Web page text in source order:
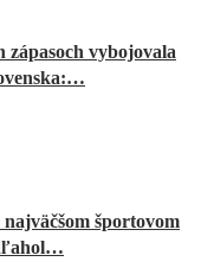
vybojovala
športovom